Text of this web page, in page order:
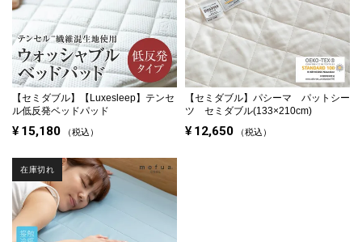
【セミダブル】
【Luxesleep】テンセ
ル低反発ベッドパッド
¥ 15,180 税込
【セミダブル】 パシーマ パットシー
ツ セミダブル(133×210cm)
¥ 12,650 税込
在庫切れ